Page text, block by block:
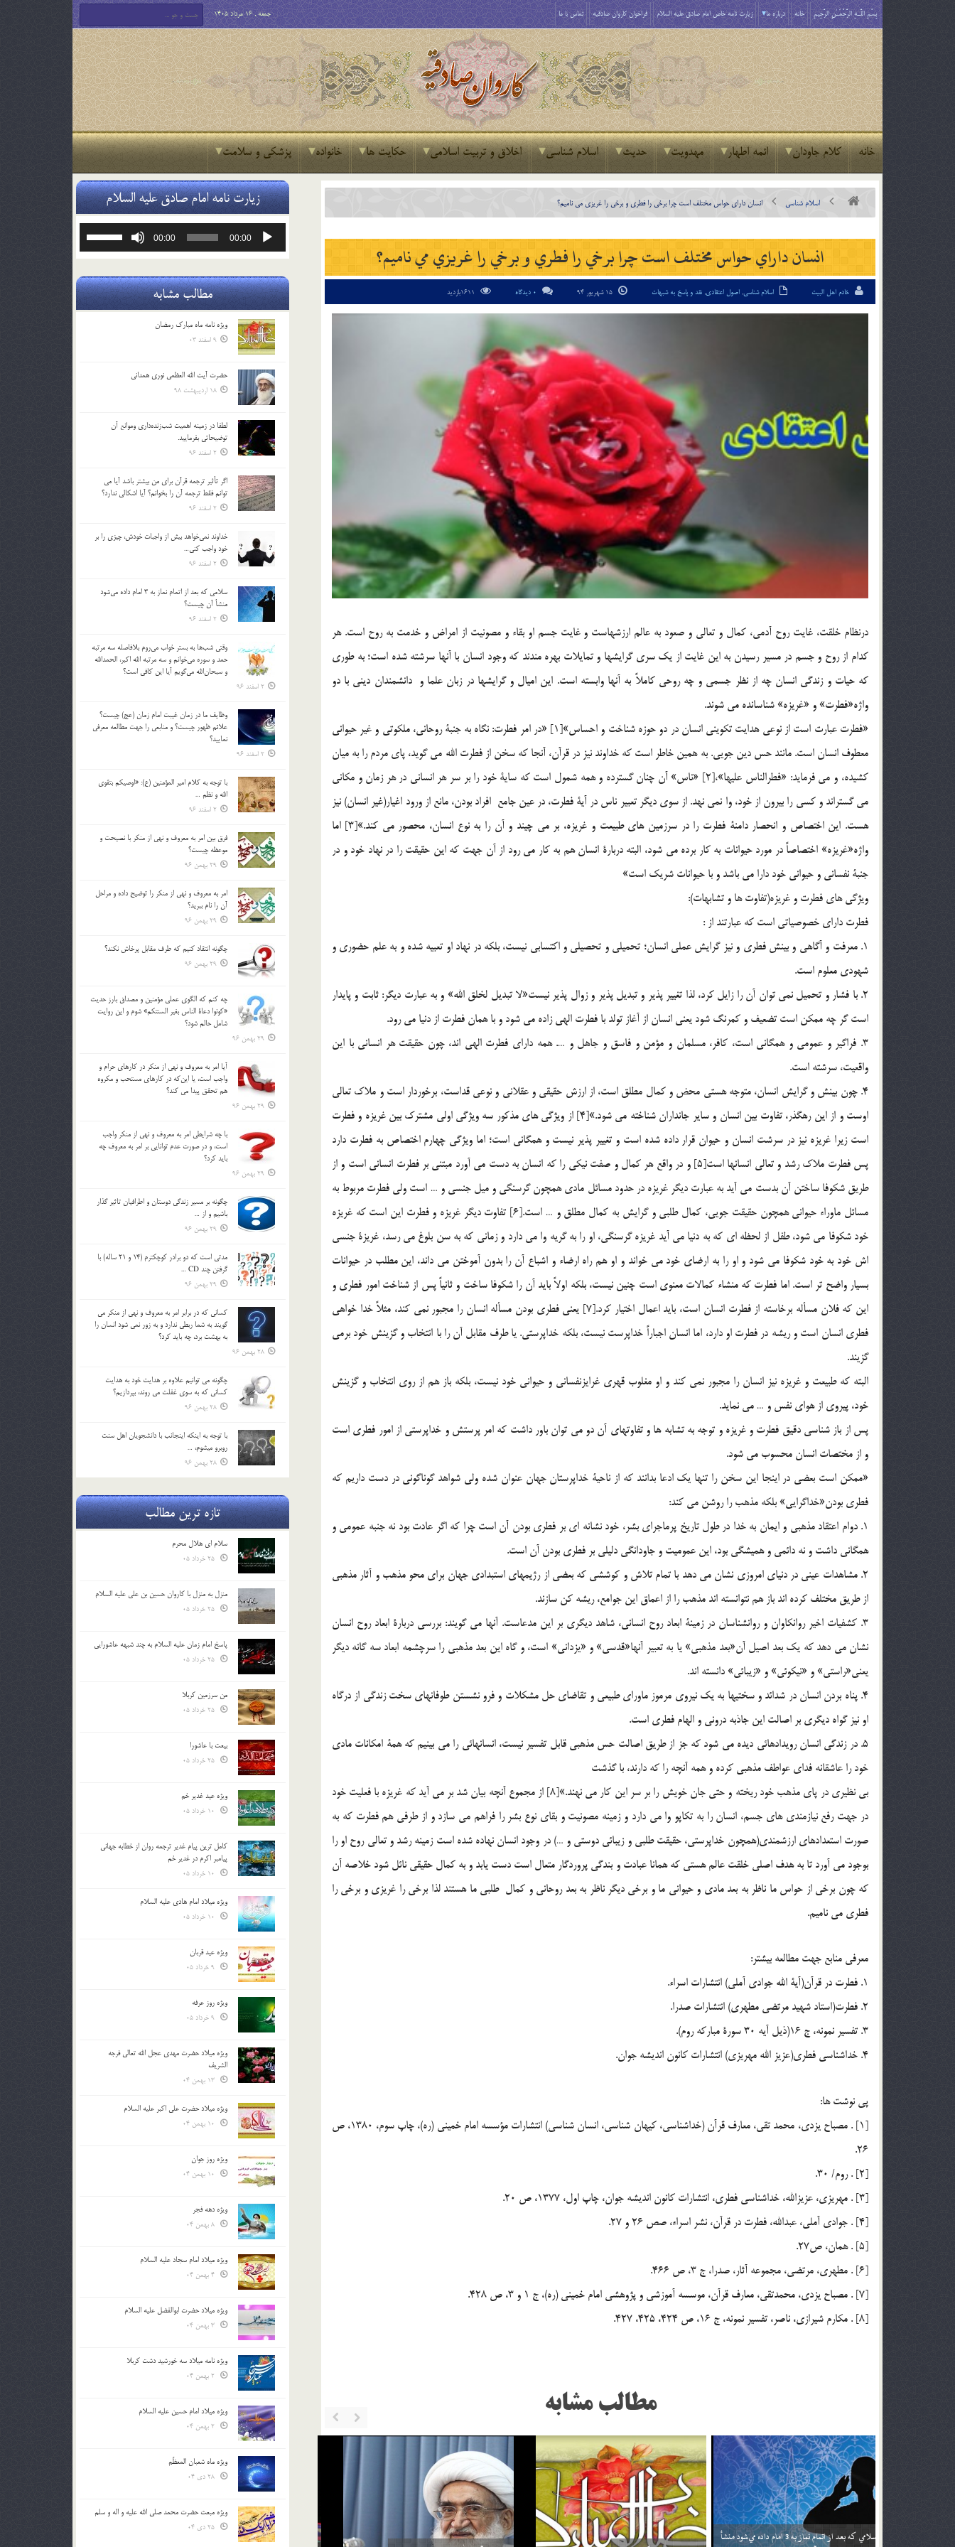
بِسْمِ اللَّـهِ الرَّحْمَـٰنِ الرَّحِيمِ خانه درباره ما زیارت نامه خاص امام صادق علیه السلام فراخوان کاروان صادقیه تماس با ما جمعه , 16 مرداد 1405
خانه کلام جاودان ائمه اطهار مهدویت حدیث اسلام شناسی اخلاق و تربیت اسلامی حکایت ها خانواده پزشکی و سلامت
اسلام شناسی انسان داراي حواس مختلف است چرا برخي را فطري و برخي را غريزي مي ناميم؟
انسان داراي حواس مختلف است چرا برخي را فطري و برخي را غريزي مي ناميم؟
خادم اهل البیت اسلام شناسی, اصول اعتقادی, نقد و پاسخ به شبهات 0 دیدگاه
درنظام خلقت، غايت روح آدمي، كمال و تعالي و صعود به عالم ارزشهاست و غايت جسم او بقاء و مصونيت از امراض و خدمت به روح است. هر
كدام از روح و جسم در مسير رسيدن به اين غايت از يك سري گرايشها و تمايلات بهره مندند كه وجود انسان با آنها سرشته شده است؛ به طوري
كه حيات و زندگي انسان چه از نظر جسمي و چه روحي كاملاً به آنها وابسته است. اين اميال و گرايشها در زبان علما و دانشمندان ديني با دو
واژه«فطرت» و «غريزه» شناسانده مي شوند.
«فطرت عبارت است از نوعي هدايت تكويني انسان در دو حوزه شناخت و احساس»[1] «در امر فطرت: نگاه به جنبة روحاني، ملكوتي و غير حيواني
معطوف انسان است. مانند حس دين جويي. به همين خاطر است كه خداوند نيز در قرآن، آنجا كه سخن از فطرت الله مي گويد، پاي مردم را به ميان
كشيده، و مي فرمايد: «فطرالناس عليها»،[2] «ناس» آن چنان گسترده و همه شمول است كه ساية خود را بر سر هر انساني در هر زمان و مكاني
مي گستراند و كسي را بيرون از خود، وا نمي نهد. از سوي ديگر تعبير ناس در آية فطرت، در عين جامع افراد بودن، مانع از ورود اغيار(غير انسان) نيز
هست. اين اختصاص و انحصار دامنة فطرت را در سرزمين هاي طبيعت و غريزه، بر مي چيند و آن را به نوع انسان، محصور مي كند.»[3] اما
واژه«غريزه» اختصاصاً در مورد حيوانات به كار برده مي شود، البته دربارة انسان هم به كار مي رود از آن جهت كه اين حقيقت را در نهاد خود و در
جنبة نفساني و حيواني خود دارا مي باشد و با حيوانات شريك است»
ويژگي هاي فطرت و غريزه(تفاوت ها و تشابهات):
فطرت داراي خصوصياتي است كه عبارتند از :
1. معرفت و آگاهي و بينش فطري و نيز گرايش عملي انسان؛ تحميلي و تحصيلي و اكتسابي نيست، بلكه در نهاد او تعبيه شده و به علم حضوري و
شهودي معلوم است.
2. با فشار و تحميل نمي توان آن را زايل كرد، لذا تغيير پذير و تبديل پذير و زوال پذير نيست«لا تبديل لخلق الله» و به عبارت ديگر: ثابت و پايدار
است گر چه ممكن است تضعيف و كمرنگ شود يعني انسان از آغاز تولد با فطرت الهي زاده مي شود و با همان فطرت از دنيا مي رود.
3. فراگير و عمومي و همگاني است، كافر، مسلمان و مؤمن و فاسق و جاهل و …. همه داراي فطرت الهي اند، چون حقيقت هر انساني با اين
واقعيت، سرشته است.
4. چون بينش و گرايش انسان، متوجه هستي محض و كمال مطلق است، از ارزش حقيقي و عقلاني و نوعي قداست، برخوردار است و ملاك تعالي
اوست و از اين رهگذر، تفاوت بين انسان و ساير جانداران شناخته مي شود.»[4] از ويژگي هاي مذكور سه ويژگي اولي مشترك بين غريزه و فطرت
است زيرا غريزه نيز در سرشت انسان و حيوان قرار داده شده است و تغيير پذير نيست و همگاني است؛ اما ويژگي چهارم اختصاص به فطرت دارد
پس فطرت ملاك رشد و تعالي انسانها است[5] و در واقع هر كمال و صفت نيكي را كه انسان به دست مي آورد مبتني بر فطرت انساني است و از
طريق شكوفا ساختن آن بدست مي آيد به عبارت ديگر غريزه در حدود مسائل مادي همچون گرسنگي و ميل جنسي و … است ولي فطرت مربوط به
مسائل ماوراء حيواني همچون حقيقت جويي، كمال طلبي و گرايش به كمال مطلق و … است.[6] تفاوت ديگر غريزه و فطرت اين است كه غريزه
خود شكوفا مي شود، طفل از لحظه اي كه به دنيا مي آيد غريزه گرسنگي، او را به گريه وا مي دارد و زماني كه به سن بلوغ مي رسد، غريزة جنسي
اش خود به خود شكوفا مي شود و او را به ارضاي خود مي خواند و او هم راه ارضاء و اشباع آن را بدون آموختن مي داند، اين مطلب در حيوانات
بسيار واضح تر است. اما فطرت كه منشاء كمالات معنوي است چنين نيست، بلكه اولاً بايد آن را شكوفا ساخت و ثانياً پس از شناخت امور فطري و
اين كه فلان مسأله برخاسته از فطرت انسان است، بايد اعمال اختيار كرد.[7] يعني فطري بودن مسأله انسان را مجبور نمي كند، مثلاً خدا خواهي
فطري انسان است و ريشه در فطرت او دارد، اما انسان اجباراً خداپرست نيست، بلكه خداپرستي. يا طرف مقابل آن را با انتخاب و گزينش خود برمي
گزيند.
البته كه طبيعت و غريزه نيز انسان را مجبور نمي كند و او مغلوب قهري غرايزنفساني و حيواني خود نيست، بلكه باز هم از روي انتخاب و گزينش
خود، پيروي از هواي نفس و … مي نمايد.
پس از باز شناسي دقيق فطرت و غريزه و توجه به تشابه ها و تفاوتهاي آن دو مي توان باور داشت كه امر پرستش و خداپرستي از امور فطري است
و از مختصات انسان محسوب مي شود.
«ممكن است بعضي در اينجا اين سخن را تنها يك ادعا بدانند كه از ناحية خداپرستان جهان عنوان شده ولي شواهد گوناگوني در دست داريم كه
فطري بودن«خداگرايي» بلكه مذهب را روشن مي كند:
1. دوام اعتقاد مذهبي و ايمان به خدا در طول تاريخ پرماجراي بشر، خود نشانه اي بر فطري بودن آن است چرا كه اگر عادت بود نه جنبه عمومي و
همگاني داشت و نه دائمي و هميشگي بود، اين عموميت و جاودانگي دليلي بر فطري بودن آن است.
2. مشاهدات عيني در دنياي امروزي نشان مي دهد با تمام تلاش و كوششي كه بعضي از رژيمهاي استبدادي جهان براي محو مذهب و آثار مذهبي
از طريق مختلف کرده اند باز هم نتوانسته اند مذهب را از اعماق اين جوامع، ريشه كن سازند.
3. كشفيات اخير روانكاوان و روانشناسان در زمينة ابعاد روح انساني، شاهد ديگري بر اين مدعاست. آنها مي گويند: بررسي دربارة ابعاد روح انسان
نشان مي دهد كه يك بعد اصيل آن«بعد مذهبي» يا به تعبير آنها«قدسي» و «يزداني» است، و گاه اين بعد مذهبي را سرچشمه ابعاد سه گانه ديگر
يعني«راستي» و «نيكوئي» و «زيبائي» دانسته اند.
4. پناه بردن انسان در شدائد و سختيها به يك نيروي مرموز ماوراي طبيعي و تقاضاي حل مشكلات و فرو نشستن طوفانهاي سخت زندگي از درگاه
او نيز گواه ديگري بر اصالت اين جاذبه دروني و الهام فطري است.
5. در زندگي انسان رويدادهائي ديده مي شود كه جز از طريق اصالت حس مذهبي قابل تفسير نيست، انسانهائي را مي بينيم كه همة امكانات مادي
خود را عاشقانه فداي عواطف مذهبي كرده و همه آنچه را كه دارند، با گذشت
بي نظيري در پاي مذهب خود ريخته و حتي جان خويش را بر سر اين كار مي نهند.»[8] از مجموع آنچه بيان شد بر مي آيد كه غريزه با فعليت خود
در جهت رفع نيازمندي هاي جسم، انسان را به تكاپو وا مي دارد و زمينه مصونيت و بقاي نوع بشر را فراهم مي سازد و از طرفي هم فطرت كه به
صورت استعدادهاي ارزشمندي(همچون خداپرستي، حقيقت طلبي و زيبائي دوستي و …) در وجود انسان نهاده شده است زمينه رشد و تعالي روح او را
بوجود مي آورد تا به هدف اصلي خلقت عالم هستي كه همانا عبادت و بندگي پروردگار متعال است دست يابد و به كمال حقيقي نائل شود خلاصه آن
که چون برخي از حواس ما ناظر به بعد مادي و حيواني ما و برخي ديگر ناظر به بعد روحاني و کمال طلبي ما هستند لذا برخي را غريزي و برخي را
فطري مي ناميم.
معرفي منابع جهت مطالعه بيشتر:
1. فطرت در قرآن(آية الله جوادي آملي) انتشارات اسراء.
2. فطرت(استاد شهيد مرتضي مطهري) انتشارات صدرا.
3. تفسير نمونه، ج 16(ذيل آيه 30 سورة مباركه روم).
4. خداشناسي فطري(عزيز الله مهريزي) انتشارات كانون انديشه جوان.
پي نوشت ها:
[1] . مصباح يزدي، محمد تقي، معارف قرآن (خداشناسي، كيهان شناسي، انسان شناسي) انتشارات مؤسسه امام خميني (ره)، چاپ سوم، 1380، ص
26.
[2] . روم/ 30.
[3] . مهريزي، عزيزالله، خداشناسي فطري، انتشارات كانون انديشه جوان، چاپ اول، 1377، ص 20.
[4] . جوادي آملي، عبدالله، فطرت در قرآن، نشر اسراء، صص 26 و 27.
[5] . همان، ص27.
[6] . مطهري، مرتضي، مجموعه آثار، صدرا، ج 3، ص 466.
[7] . مصباح يزدي، محمدتقي، معارف قرآن، موسسه آموزشي و پژوهشي امام خميني (ره)، ج 1 و 3، ص 428.
[8] . مکارم شيرازي، ناصر، تفسير نمونه، ج 16، ص 424، 425، 427.
مطالب مشابه
اگر تأثير ترجمه قرآن براي من بيشتر باشد آيا مي توانم
خداوند نمي‌خواهد بيش از واجبات خودش، چيزي را
سلامي كه بعد از اتمام نماز به 3 امام داده مي‌شود منشأ
زیارت نامه امام صادق علیه السلام
پخش‌کننده
00:00
00:00
یا
صدا
کلیدهای
مطالب مشابه
ویژه نامه ماه مبارک رمضان
9 اسفند 03
حضرت آیت الله العظمی نوری همدانی
18 اردیبهشت 98
لطفا در زمينه اهميت شب‌زنده‌داري وموانع آن
توضيحاتي بفرماييد.
2 اسفند 96
اگر تأثير ترجمه قرآن براي من بيشتر باشد آيا مي
توانم فقط ترجمه آن را بخوانم؟ آيا اشكالي ندارد؟
2 اسفند 96
خداوند نمي‌خواهد بيش از واجبات خودش، چيزي را بر
خود واجب كني…
2 اسفند 96
سلامي كه بعد از اتمام نماز به 3 امام داده مي‌شود
منشأ آن چيست؟
2 اسفند 96
وقتي شب‌ها به بستر خواب مي‌روم بلافاصله سه مرتبه
حمد و سوره مي‌خوانم و سه مرتبه الله اكبر، الحمدالله
و سبحان‌الله مي‌گويم آيا اين كافي است؟
2 اسفند 96
وظايف ما در زمان غيبت امام زمان (عج) چيست؟
علائم ظهور چيست؟ و منابعي را جهت مطالعه معرفي
نماييد؟
2 اسفند 96
با توجه به كلام امير المؤمنين (ع): «اوصيكم بتقوي
الله و نظم …
2 اسفند 96
فرق بين امر به معروف و نهي از منكر با نصيحت و
موعظه چيست؟
29 بهمن 96
امر به معروف و نهي از منكر را توضيح داده و مراحل
آن را نام ببريد؟
29 بهمن 96
چگونه انتقاد كنيم كه طرف مقابل پرخاش نكند؟
29 بهمن 96
چه كنم كه الگوي عملي مؤمنين و مصداق بارز حديث
«كونوا دعاة الناس بغير السنتكم» شوم و اين روايت
شامل حالم شود؟
29 بهمن 96
آيا امر به معروف و نهي از منكر در كارهاي حرام و
واجب است، يا اين‌كه در كارهاي مستحب و مكروه
هم تحقق پيدا مي كند؟
29 بهمن 96
با چه شرايطي امر به معروف و نهي از منکر واجب
است، و در صورت عدم توانايي بر امر به معروف چه
بايد کرد؟
29 بهمن 96
چگونه بر مسير زندگي دوستان و اطرافيان تاثير گذار
باشيم و از …
29 بهمن 96
مدتي است كه دو برادر كوچكترم (14 و 21 ساله) با
گرفتن چند CD …
29 بهمن 96
كساني كه در برابر امر به معروف و نهي از منكر مي
گويند به شما ربطي ندارد و به زور نمي شود انسان را
به بهشت برد، چه بايد كرد؟
28 بهمن 96
چگونه مي توانيم علاوه بر هدايت خود به هدايت
كساني كه به سوي غفلت مي روند، بپردازيم؟
28 بهمن 96
با توجه به اينكه اينجانب با دانشجويان اهل سنت
روبرو مي‎شوم، …
28 بهمن 96
تازه ترین مطالب
سلام ای هلال محرم
منزل به منزل با کاروان حسین بن علی علیه السلام
پاسخ امام زمان علیه السلام به چند شبهه عاشورایی
من سرزمین کربلا
بیعت با عاشورا
ویژه عید غدیر خم
کامل ترین پیام غدیر ترجمه روان از خطابه جهانی
پیامبر اکرم در غدیر خم
ویژه میلاد امام هادی علیه السلام
ویژه عید قربان
ویژه روز عرفه
ویژه میلاد حضرت مهدی عجل الله تعالی فرجه
الشريف
ویژه میلاد حضرت علی اکبر علیه السلام
ویژه روز جوان
ویژه دهه فجر
ویژه میلاد امام سجاد علیه السلام
ویژه میلاد حضرت ابوالفضل علیه السلام
ویژه نامه میلاد سه خورشید دشت کربلا
ویژه میلاد امام حسین علیه السلام
ویژه ماه شعبان المعظّم
ویژه مبعث حضرت محمد صلی الله علیه و اله و سلم